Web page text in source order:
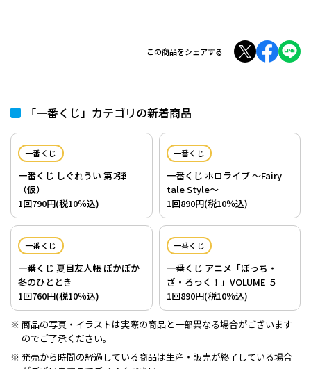
この商品をシェアする
「一番くじ」カテゴリの新着商品
一番くじ
一番くじ しぐれうい 第2弾
（仮）
1回790円(税10％込)
一番くじ
一番くじ ホロライブ ～Fairy
tale Style～
1回890円(税10％込)
一番くじ
一番くじ 夏目友人帳 ぽかぽか
冬のひととき
1回760円(税10％込)
一番くじ
一番くじ アニメ「ぼっち・
ざ・ろっく！」VOLUME ５
1回890円(税10％込)
商品の写真・イラストは実際の商品と一部異なる場合がございます
のでご了承ください。
発売から時間の経過している商品は生産・販売が終了している場合